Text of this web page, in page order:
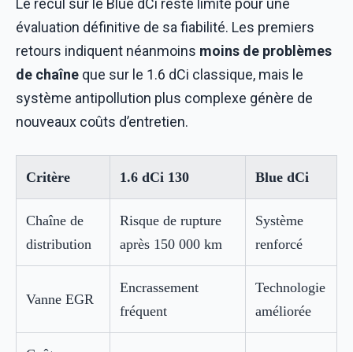
Le recul sur le Blue dCi reste limité pour une
évaluation définitive de sa fiabilité. Les premiers
retours indiquent néanmoins moins de problèmes
de chaîne que sur le 1.6 dCi classique, mais le
système antipollution plus complexe génère de
nouveaux coûts d’entretien.
Critère 1.6 dCi 130 Blue dCi
Chaîne de
distribution
Risque de rupture
après 150 000 km
Système
renforcé
Vanne EGR
Encrassement
fréquent
Technologie
améliorée